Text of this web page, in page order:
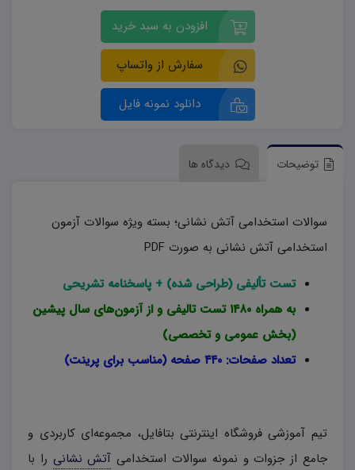
افزودن به سبد خرید
سفارش از واتساپ
دانلود نمونه فایل
توضیحات دیدگاه ها
سوالات استخدامی آتش نشانی؛ بسته ویژه سوالات آزمون
استخدامی آتش نشانی به صورت PDF
تست تألیفی (طراحی شده) + پاسخنامه تشریحی
به همراه ۱۴۸۰ تست تالیفی و از آزمون‌های سال پیشین
(بخش عمومی و تخصصی)
تعداد صفحات: ۴۴۰ صفحه (مناسب برای پرینت)
تیم آموزشی فروشگاه اینترنتی بتافایل، مجموعه‌ای کاربردی و
جامع از جزوات و نمونه سوالات استخدامی آتش نشانی را با